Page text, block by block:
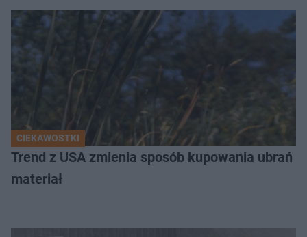
CIEKAWOSTKI
Trend z USA zmienia sposób kupowania ubrań
materiał